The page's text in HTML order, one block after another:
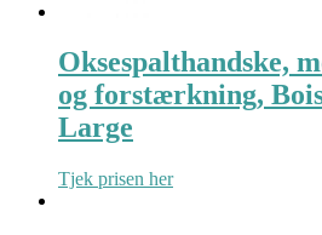
Oksespalthandske,
og forstærkning,
Large
Tjek prisen her